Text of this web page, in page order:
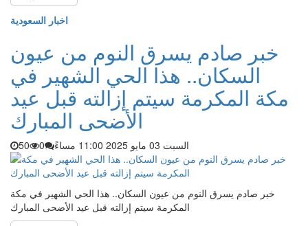
اخبار السعودية
خبر صادم يسرق النوم من عيون
السكان.. هذا الحي الشهير في
مكة المكرمة سيتم إزالته قبل عيد
الأضحى المبارك
السبت 03 مايو 2025 11:00 مساءً 0
50
خبر صادم يسرق النوم من عيون السكان.. هذا الحي الشهير في مكة
المكرمة سيتم إزالته قبل عيد الأضحى المبارك